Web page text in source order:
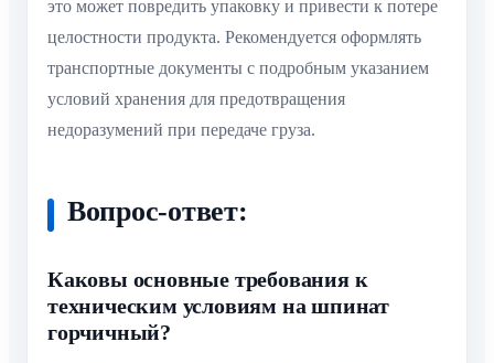
это может повредить упаковку и привести к потере
целостности продукта. Рекомендуется оформлять
транспортные документы с подробным указанием
условий хранения для предотвращения
недоразумений при передаче груза.
Вопрос-ответ:
Каковы основные требования к
техническим условиям на шпинат
горчичный?